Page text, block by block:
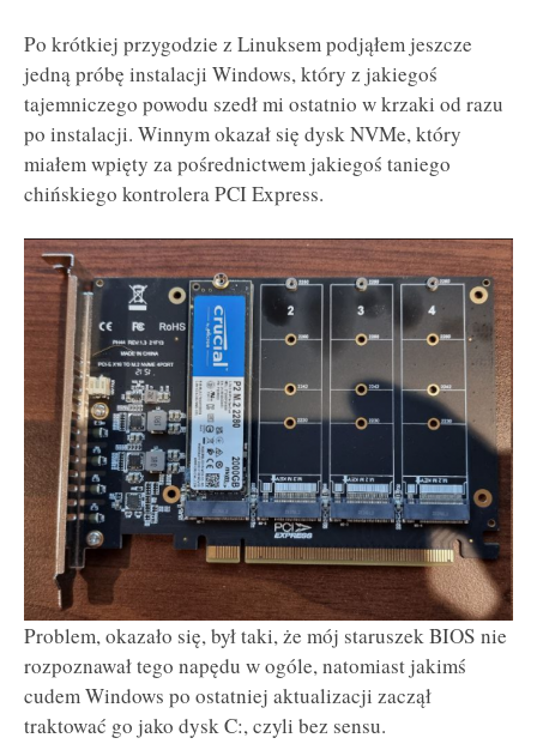
Po krótkiej przygodzie z Linuksem podjąłem jeszcze
jedną próbę instalacji Windows, który z jakiegoś
tajemniczego powodu szedł mi ostatnio w krzaki od razu
po instalacji. Winnym okazał się dysk NVMe, który
miałem wpięty za pośrednictwem jakiegoś taniego
chińskiego kontrolera PCI Express.
Problem, okazało się, był taki, że mój staruszek BIOS nie
rozpoznawał tego napędu w ogóle, natomiast jakimś
cudem Windows po ostatniej aktualizacji zaczął
traktować go jako dysk C:, czyli bez sensu.